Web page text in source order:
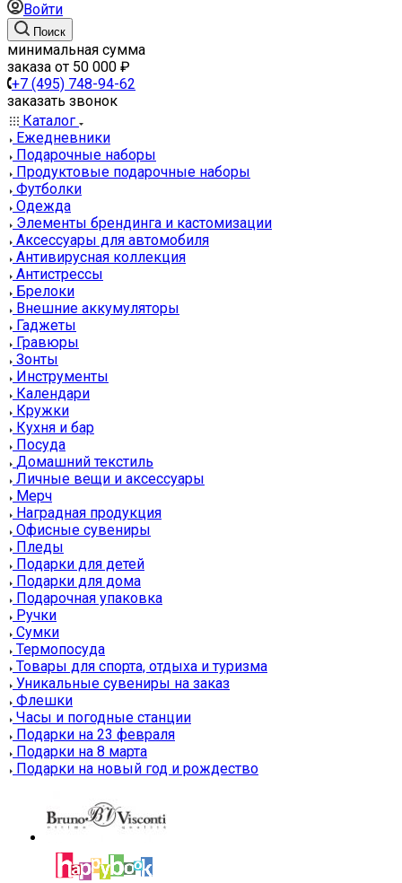
Войти
Поиск
минимальная сумма
заказа от 50 000 ₽
+7 (495) 748-94-62
заказать звонок
Каталог
Ежедневники
Подарочные наборы
Продуктовые подарочные наборы
Футболки
Одежда
Элементы брендинга и кастомизации
Аксессуары для автомобиля
Антивирусная коллекция
Антистрессы
Брелоки
Внешние аккумуляторы
Гаджеты
Гравюры
Зонты
Инструменты
Календари
Кружки
Кухня и бар
Посуда
Домашний текстиль
Личные вещи и аксессуары
Мерч
Наградная продукция
Офисные сувениры
Пледы
Подарки для детей
Подарки для дома
Подарочная упаковка
Ручки
Сумки
Термопосуда
Товары для спорта, отдыха и туризма
Уникальные сувениры на заказ
Флешки
Часы и погодные станции
Подарки на 23 февраля
Подарки на 8 марта
Подарки на новый год и рождество